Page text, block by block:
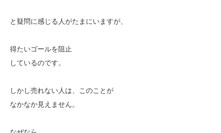
と疑問に感じる人がたまにいますが、
得たいゴールを阻止
しているのです。
しかし売れない人は、このことが
なかなか見えません。